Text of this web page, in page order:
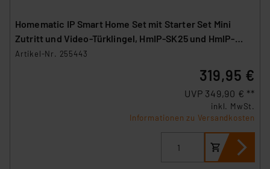
Homematic IP Smart Home Set mit Starter Set Mini
Zutritt und Video-Türklingel, HmIP-SK25 und HmIP-
CODB
Artikel-Nr. 255443
319,95 €
UVP 349,90 € **
inkl. MwSt.
Informationen zu Versandkosten